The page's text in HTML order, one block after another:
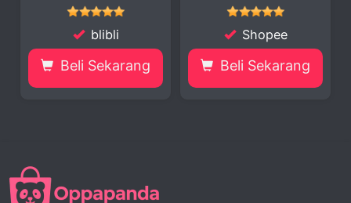
Beli Sekarang
475.000
Shopee
Beli